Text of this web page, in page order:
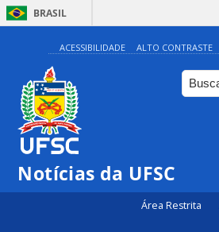
BRASIL
ACESSIBILIDADE ALTO CONTRASTE
Notícias da UFSC
Área Restrita